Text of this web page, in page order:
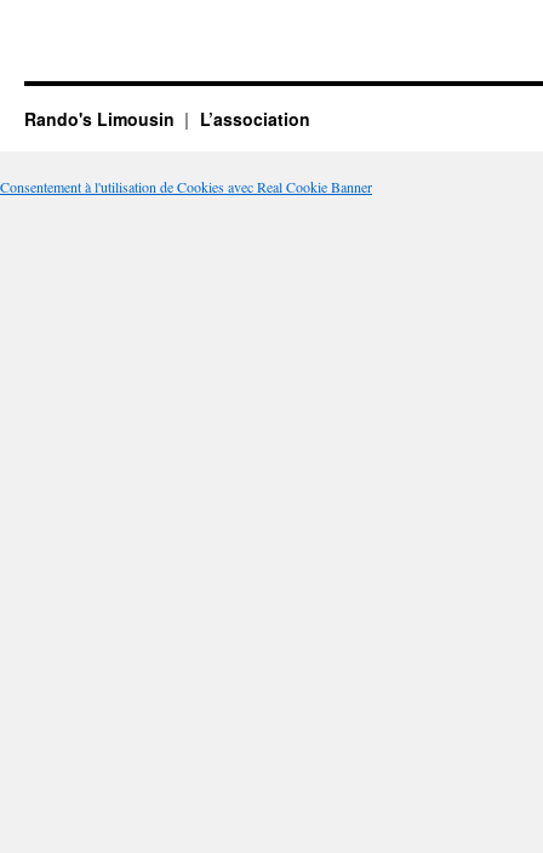
Rando's Limousin L’association
Consentement à l'utilisation de Cookies avec Real Cookie Banner